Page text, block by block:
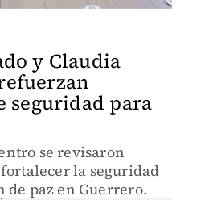
y Claudia
seguridad para
se revisaron
la seguridad
de paz en Guerrero.